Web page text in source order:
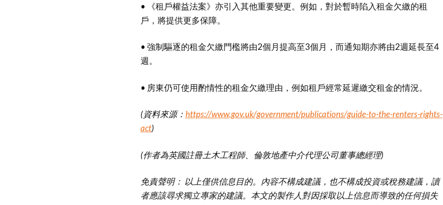
• 《租戶權益法案》亦引入其他重要變更。例如，對於暫時陷入租金欠繳的租
戶，將提供更多保障。
• 強制驅逐的租金欠繳門檻將由2個月提高至3個月，而通知期亦將由2週延長至4
週。
• 房東仍可使用酌情性的租金欠繳理由，例如租戶經常延遲繳交租金的情況。
(資料來源： https://www.gov.uk/government/publications/guide-to-the-renters-rights-
act)
(作者為英國註冊土木工程師、倫敦地產中介代理公司董事總經理)
免責聲明： 以上僅供信息目的。內容不構成建議，也不構成投資或稅務建議，讀
者應該尋求獨立專家的建議。本文的製作人對因採取以上信息而導致的任何損失